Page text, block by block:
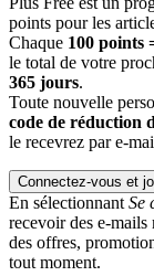
points pour les
Chaque 100 points
le total de votre
365 jours.
Toute nouvelle
code de réduction
le recevrez par e-
Connectez-vous et
En sélectionnant Se
recevoir des e-
des offres,
tout moment.